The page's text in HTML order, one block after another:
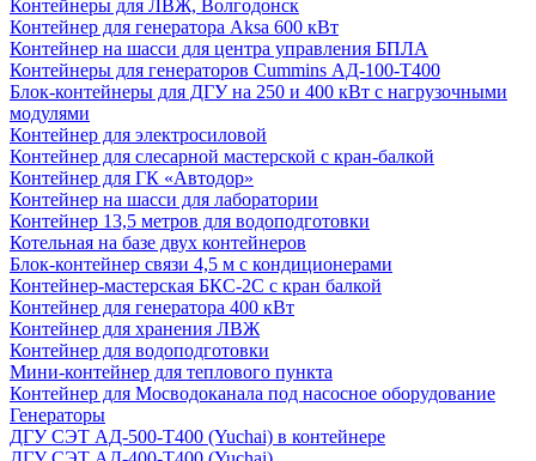
Контейнеры для ЛВЖ, Волгодонск
Контейнер для генератора Aksa 600 кВт
Контейнер на шасси для центра управления БПЛА
Контейнеры для генераторов Cummins АД-100-Т400
Блок-контейнеры для ДГУ на 250 и 400 кВт с нагрузочными
модулями
Контейнер для электросиловой
Контейнер для слесарной мастерской с кран-балкой
Контейнер для ГК «Автодор»
Контейнер на шасси для лаборатории
Контейнер 13,5 метров для водоподготовки
Котельная на базе двух контейнеров
Блок-контейнер связи 4,5 м с кондиционерами
Контейнер-мастерская БКС-2С с кран балкой
Контейнер для генератора 400 кВт
Контейнер для хранения ЛВЖ
Контейнер для водоподготовки
Мини-контейнер для теплового пункта
Контейнер для Мосводоканала под насосное оборудование
Генераторы
ДГУ СЭТ АД-500-Т400 (Yuchai) в контейнере